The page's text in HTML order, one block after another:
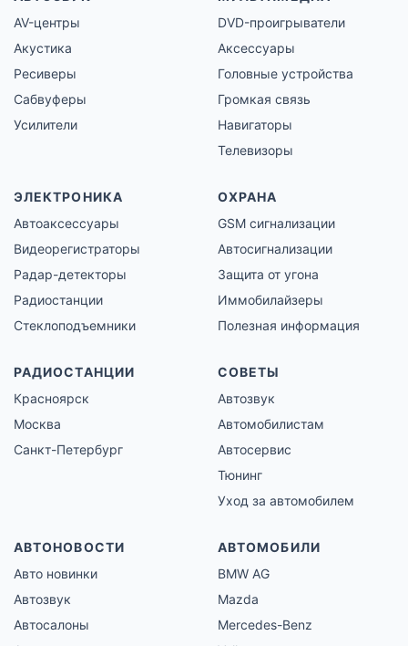
AV-центры
Акустика
Ресиверы
Сабвуферы
Усилители
DVD-проигрыватели
Аксессуары
Головные устройства
Громкая связь
Навигаторы
Телевизоры
ЭЛЕКТРОНИКА
Автоаксессуары
Видеорегистраторы
Радар-детекторы
Радиостанции
Стеклоподъемники
ОХРАНА
GSM сигнализации
Автосигнализации
Защита от угона
Иммобилайзеры
Полезная информация
РАДИОСТАНЦИИ
Красноярск
Москва
Санкт-Петербург
СОВЕТЫ
Автозвук
Автомобилистам
Автосервис
Тюнинг
Уход за автомобилем
АВТОНОВОСТИ
Авто новинки
Автозвук
Автосалоны
АВТОМОБИЛИ
BMW AG
Mazda
Mercedes-Benz